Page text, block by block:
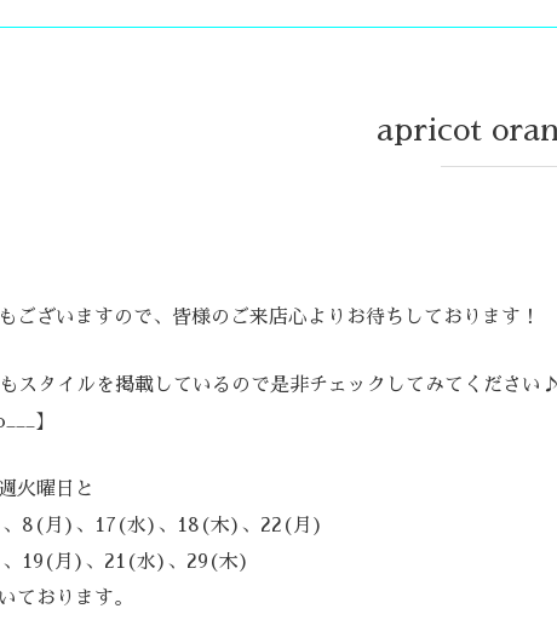
apricot
ございますので、皆様のご来店心よりお待ちしております！
スタイルを掲載しているので是非チェックしてみてください♪
】
火曜日と
)、8(月)、17(水)、18(木)、22(月)
、19(月)、21(水)、29(木)
ております。